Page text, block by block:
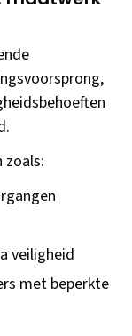
zoals:
veiligheid
met beperkte